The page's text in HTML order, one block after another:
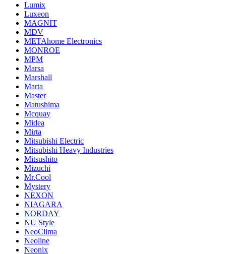
Lumix
Luxeon
MAGNIT
MDV
METAhome Electronics
MONROE
MPM
Marsa
Marshall
Marta
Master
Matushima
Mcquay
Midea
Mirta
Mitsubishi Electric
Mitsubishi Heavy Industries
Mitsushito
Mizuchi
Mr.Cool
Mystery
NEXON
NIAGARA
NORDAY
NU Style
NeoClima
Neoline
Neonix